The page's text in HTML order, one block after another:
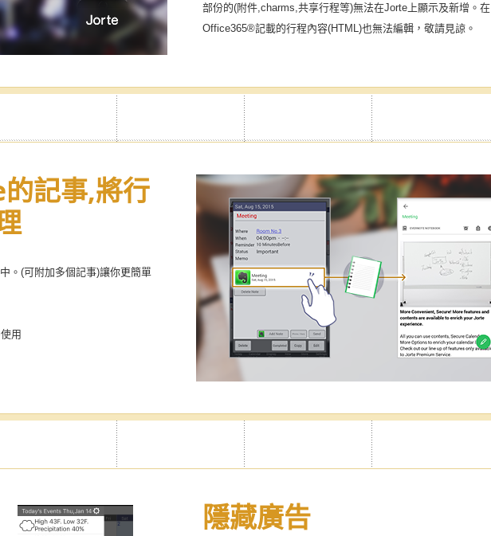
部份的(附件,charms,共享行程等)無法在Jorte上顯示及新增。在
Office365®記載的行程內容(HTML)也無法編輯，敬請見諒。
記事,將行
。(可附加多個記事)讓你更簡單
用
隱藏廣告